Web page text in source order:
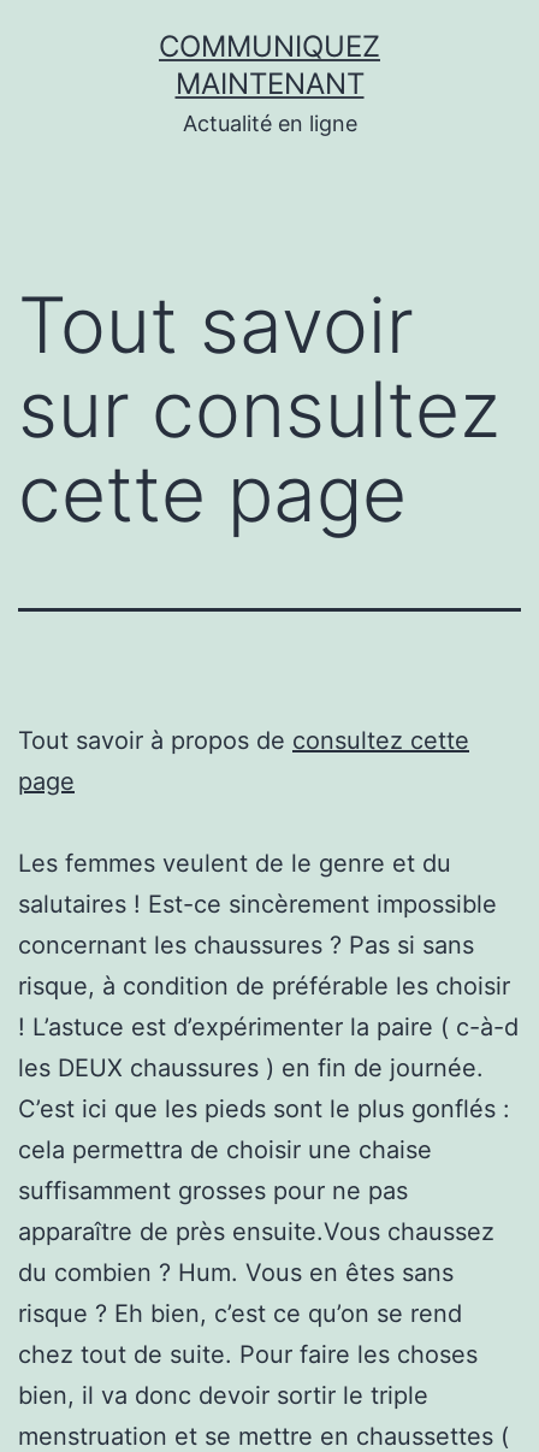
COMMUNIQUEZ
MAINTENANT
Actualité en ligne
Tout savoir
sur consultez
cette page
Tout savoir à propos de consultez cette
page
Les femmes veulent de le genre et du
salutaires ! Est-ce sincèrement impossible
concernant les chaussures ? Pas si sans
risque, à condition de préférable les choisir
! L’astuce est d’expérimenter la paire ( c-à-d
les DEUX chaussures ) en fin de journée.
C’est ici que les pieds sont le plus gonflés :
cela permettra de choisir une chaise
suffisamment grosses pour ne pas
apparaître de près ensuite.Vous chaussez
du combien ? Hum. Vous en êtes sans
risque ? Eh bien, c’est ce qu’on se rend
chez tout de suite. Pour faire les choses
bien, il va donc devoir sortir le triple
menstruation et se mettre en chaussettes (